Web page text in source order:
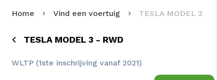
Home Vind een voertuig TESLA MODEL 3
TESLA MODEL 3 - RWD
WLTP (1ste inschrijving vanaf 2021)